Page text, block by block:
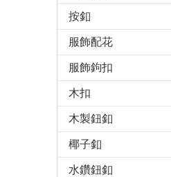
按釦
服飾配花
服飾鉤扣
木扣
木製鈕釦
椰子釦
水鑽鈕釦